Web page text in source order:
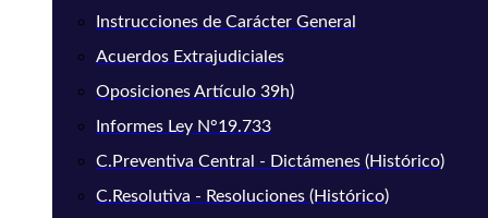
Instrucciones de Carácter General
Acuerdos Extrajudiciales
Oposiciones Artículo 39h)
Informes Ley N°19.733
C.Preventiva Central - Dictámenes (Histórico)
C.Resolutiva - Resoluciones (Histórico)